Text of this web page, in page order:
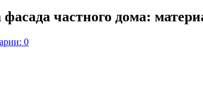
частного дома:
0